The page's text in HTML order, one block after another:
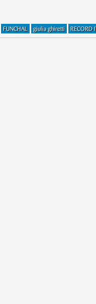
FUNCHAL giulia ghiretti RECORD